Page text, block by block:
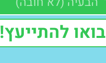
בואו להתייעץ!